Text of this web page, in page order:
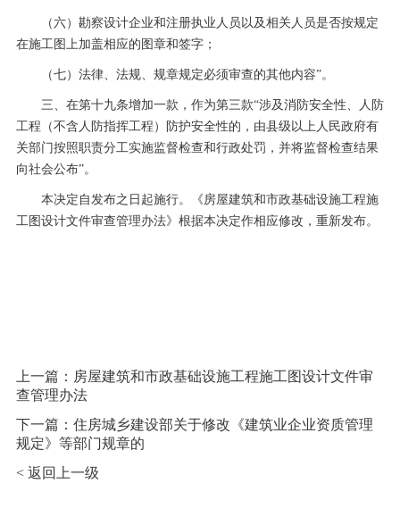
（六）勘察设计企业和注册执业人员以及相关人员是否按规定
在施工图上加盖相应的图章和签字；
（七）法律、法规、规章规定必须审查的其他内容”。
三、在第十九条增加一款，作为第三款“涉及消防安全性、人防
工程（不含人防指挥工程）防护安全性的，由县级以上人民政府有
关部门按照职责分工实施监督检查和行政处罚，并将监督检查结果
向社会公布”。
本决定自发布之日起施行。《房屋建筑和市政基础设施工程施
工图设计文件审查管理办法》根据本决定作相应修改，重新发布。
上一篇： 房屋建筑和市政基础设施工程施工图设计文件审
查管理办法
下一篇： 住房城乡建设部关于修改《建筑业企业资质管理
规定》等部门规章的
< 返回上一级